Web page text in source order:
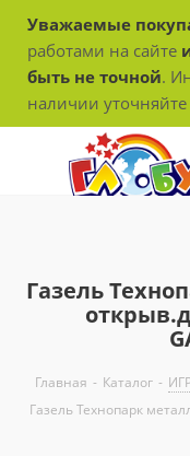
Уважаемые
работами на сайте
быть не точной.
наличии
Газель
Главная - Каталог -
Газель Технопарк